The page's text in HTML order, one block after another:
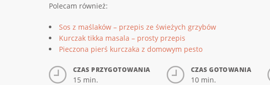
Polecam również:
Sos z maślaków – przepis ze świeżych grzybów
Kurczak tikka masala – prosty przepis
Pieczona pierś kurczaka z domowym pesto
CZAS PRZYGOTOWANIA
15 min.
CZAS GOTOWANIA
10 min.